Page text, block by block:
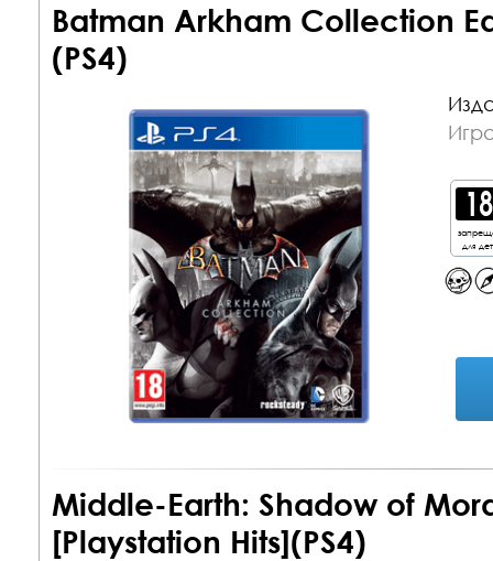
Batman Arkham Collection
(PS4)
для
Middle-Earth: Shadow of
[Playstation Hits](PS4)